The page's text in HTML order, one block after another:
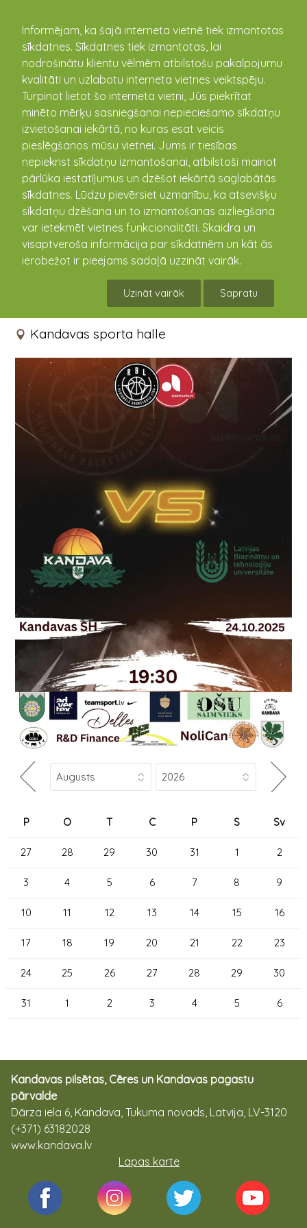
Informējam, ka šajā interneta vietnē tiek izmantotas
sīkdatnes. Sīkdatnes tiek izmantotas, lai
nodrošinātu klientu vēlmēm atbilstošu pakalpojumu
kvalitāti un uzlabotu interneta vietnes veiktspēju.
Turpinot lietot šo interneta vietni, Jūs piekrītat
minēto mērķu sasniegšanai nepieciešamo sīkdatņu
izvietošanai iekārtā, no kuras esat veicis
pieslēgšanos mūsu vietnei. Jums ir tiesības
nepiekrist sīkdatņu izmantošanai, atbilstoši mainot
pārlūka iestatījumus un dzēšot iekārtā saglabātās
sīkdatnes. Lūdzu pievērsiet uzmanību, ka atsevišķu
sīkdatņu dzēšana un to izmantošanas aizliegšana
var ietekmēt vietnes funkcionalitāti. Skaidra un
visaptveroša informācija par sīkdatnēm un kāt ās
ierobežot ir pieejams sadaļā uzzināt vairāk.
Uzināt vairāk Sapratu
kandava.lv
PASĀKUMU
KALENDĀRS
Pirmā mājās spēle
Reģionālajā basketbola līgā!
24.10.2025 19:30 - 21:00
Kandavas sporta halle
P O T C P S Sv
27 28 29 30 31 1 2
3 4 5 6 7 8 9
10 11 12 13 14 15 16
17 18 19 20 21 22 23
24 25 26 27 28 29 30
31 1 2 3 4 5 6
Kandavas pilsētas, Cēres un Kandavas pagastu
pārvalde
Dārza iela 6, Kandava, Tukuma novads, Latvija, LV-3120
(+371) 63182028
www.kandava.lv
Lapas karte